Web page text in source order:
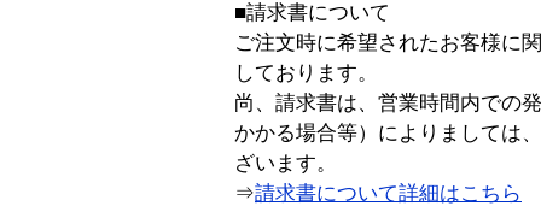
■請求書について
ご注文時に希望されたお客様に
しております。
尚、請求書は、営業時間内での
かかる場合等）によりましては
ざいます。
⇒請求書について詳細はこちら